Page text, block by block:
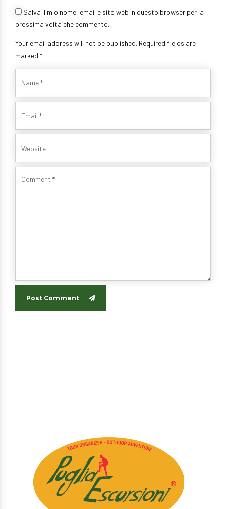
Your email address will not be published. Required fields are
marked *
Salva il mio nome, email e sito web in questo browser per la
prossima volta che commento.
Post Comment